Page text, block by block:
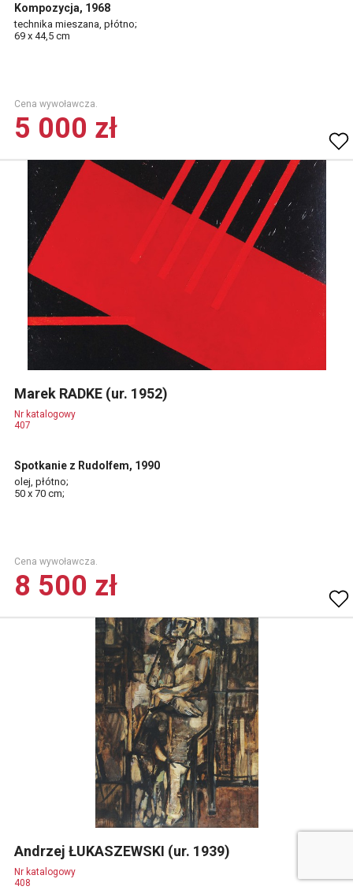
Kompozycja, 1968
technika mieszana, płótno;
69 x 44,5 cm
Cena wywoławcza.
5 000 zł
Marek RADKE (ur. 1952)
Nr katalogowy
407
Spotkanie z Rudolfem, 1990
olej, płótno;
50 x 70 cm;
Cena wywoławcza.
8 500 zł
Andrzej ŁUKASZEWSKI (ur. 1939)
Nr katalogowy
408